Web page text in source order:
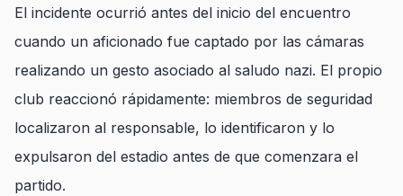
El incidente ocurrió antes del inicio del encuentro
cuando un aficionado fue captado por las cámaras
realizando un gesto asociado al saludo nazi. El propio
club reaccionó rápidamente: miembros de seguridad
localizaron al responsable, lo identificaron y lo
expulsaron del estadio antes de que comenzara el
partido.